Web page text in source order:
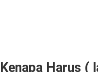
Kenapa Harus (